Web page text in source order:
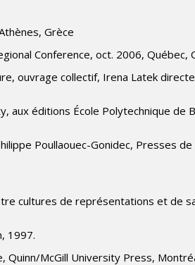
Grèce
Conference, oct. 2006, Québec,
ouvrage collectif, Irena Latek
aux éditions École Polytechnique de
Poullaouec-Gonidec, Presses de
cultures de représentations et de
1997.
Quinn/McGill University Press,